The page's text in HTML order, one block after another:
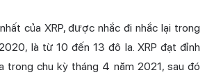
của XRP, được nhắc đi nhắc lại trong
là từ 10 đến 13 đô la. XRP đạt đỉnh
trong chu kỳ tháng 4 năm 2021, sau đó